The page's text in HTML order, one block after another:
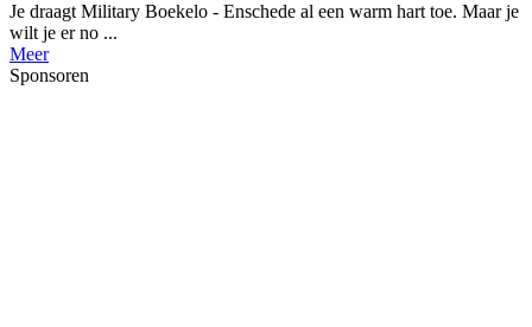
Je draagt Military Boekelo - Enschede al een warm hart toe. Maar je
wilt je er no ...
Meer
Sponsoren